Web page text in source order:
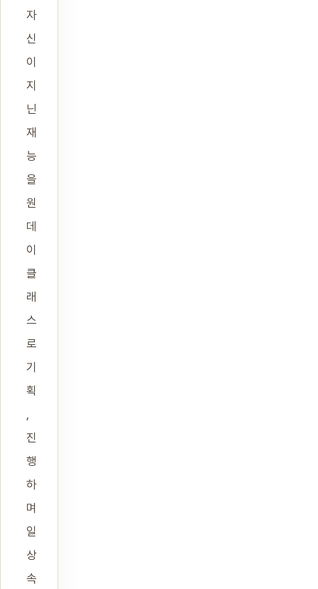
자
신
이
지
닌
재
능
을
원
데
이
클
래
스
로
기
획
진
행
하
며
일
상
속